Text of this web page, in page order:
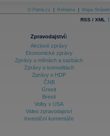
O Patria.cz Reklama Mapa Stránek
RSS / XML |
Zpravodajství:
Akciové zprávy
Ekonomické zprávy
Zprávy o měnách a sazbách
Zprávy o komoditách
Zprávy o HDP
ČNB
Grexit
Brexit
Volby v USA
Video zpravodajství
Investiční komentáře